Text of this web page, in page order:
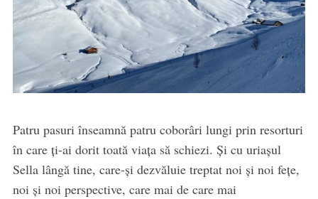
Patru pasuri înseamnă patru coborâri lungi prin resorturi
în care ți-ai dorit toată viața să schiezi. Și cu uriașul
Sella lângă tine, care-și dezvăluie treptat noi și noi fețe,
noi și noi perspective, care mai de care mai